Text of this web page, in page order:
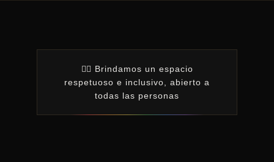
🏳️‍🌈 Brindamos un espacio
respetuoso e inclusivo, abierto a
todas las personas